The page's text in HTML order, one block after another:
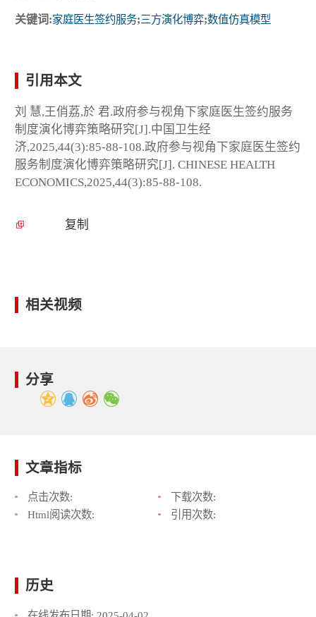
关键词:家庭医生签约服务;三方演化博弈;数值仿真模型
引用本文
刘 慧,王俏荔,於 君.政府参与视角下家庭医生签约服务
制度演化博弈策略研究[J].中国卫生经
济,2025,44(3):85-88-108.政府参与视角下家庭医生签约
服务制度演化博弈策略研究[J]. CHINESE HEALTH
ECONOMICS,2025,44(3):85-88-108.
复制
相关视频
分享
文章指标
点击次数:
下载次数:
Html阅读次数:
引用次数:
历史